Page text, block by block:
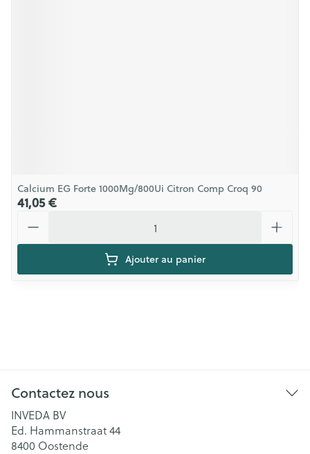
Calcium EG Forte 1000Mg/800Ui Citron Comp Croq 90
41,05 €
Ajouter au panier
Contactez nous
INVEDA BV
Ed. Hammanstraat 44
8400 Oostende